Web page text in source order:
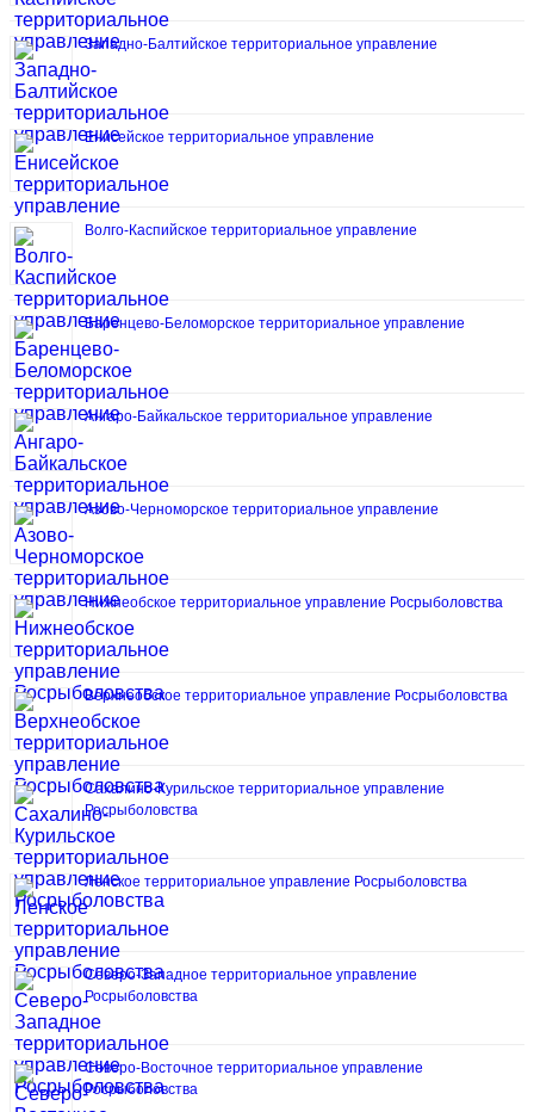
Западно-Балтийское территориальное управление
Енисейское территориальное управление
Волго-Каспийское территориальное управление
Баренцево-Беломорское территориальное управление
Ангаро-Байкальское территориальное управление
Азово-Черноморское территориальное управление
Нижнеобское территориальное управление Росрыболовства
Верхнеобское территориальное управление Росрыболовства
Сахалино-Курильское территориальное управление
Росрыболовства
Ленское территориальное управление Росрыболовства
Северо-Западное территориальное управление
Росрыболовства
Северо-Восточное территориальное управление
Росрыболовства